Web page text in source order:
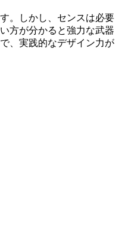
。しかし、センスは必要
方が分かると強力な武器
、実践的なデザイン力が